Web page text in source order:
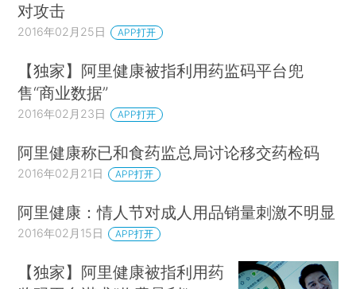
对攻击
2016年02月25日 APP打开
【独家】阿里健康被指利用药监码平台兜
售“商业数据”
2016年02月23日 APP打开
阿里健康称已和食药监总局讨论移交药检码
2016年02月21日 APP打开
阿里健康：情人节对成人用品销量刺激不明显
2016年02月15日 APP打开
【独家】阿里健康被指利用药